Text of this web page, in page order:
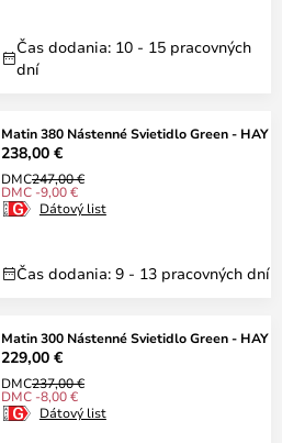
Čas dodania: 10 - 15 pracovných
dní
Matin 380 Nástenné Svietidlo Green - HAY
238,00 €
DMC247,00 €
DMC -9,00 €
Dátový list
Čas dodania: 9 - 13 pracovných dní
Matin 300 Nástenné Svietidlo Green - HAY
229,00 €
DMC237,00 €
DMC -8,00 €
Dátový list